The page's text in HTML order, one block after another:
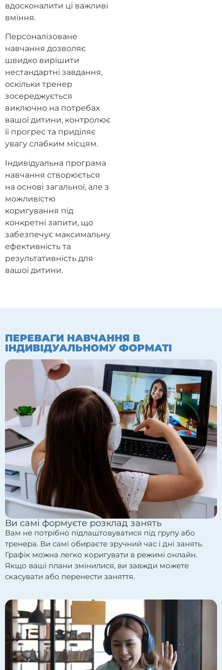
вдосконалити ці важливі
вміння.
Персоналізоване
навчання дозволяє
швидко вирішити
нестандартні завдання,
оскільки тренер
зосереджується
виключно на потребах
вашої дитини, контролює
її прогрес та приділяє
увагу слабким місцям.
Індивідуальна програма
навчання створюється
на основі загальної, але з
можливістю
коригування під
конкретні запити, що
забезпечує максимальну
ефективність та
результативність для
вашої дитини.
ПЕРЕВАГИ НАВЧАННЯ В
ІНДИВІДУАЛЬНОМУ ФОРМАТІ
Ви самі формуєте розклад занять
Вам не потрібно підлаштовуватися під групу або
тренера. Ви самі обираєте зручний час і дні занять.
Графік можна легко коригувати в режимі онлайн.
Якщо ваші плани змінилися, ви завжди можете
скасувати або перенести заняття.